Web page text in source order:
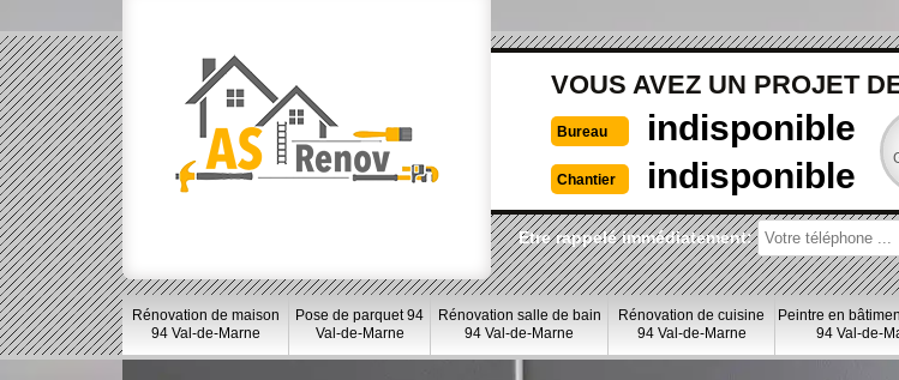
VOUS AVEZ UN PROJET
Bureau indisponible
Chantier indisponible
Etre rappelé immédiatement:
Rénovation de maison
94 Val-de-Marne
Pose de parquet 94
Val-de-Marne
Rénovation salle de bain
94 Val-de-Marne
Rénovation de cuisine
94 Val-de-Marne
Peintre en
94 Val-de-